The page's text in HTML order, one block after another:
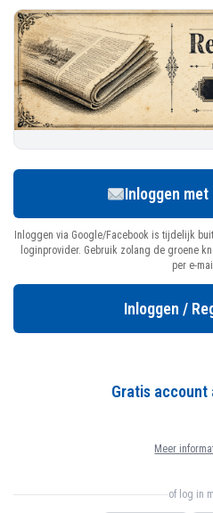
Inloggen
Inloggen via Google/Facebook is tijdelijk
loginprovider. Gebruik zolang de groene
per e-
Inloggen /
Gratis account
Meer
of log in